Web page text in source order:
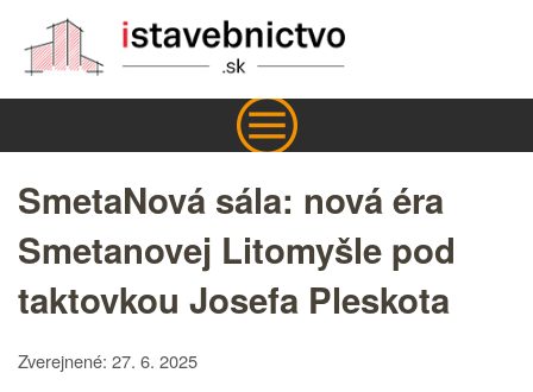
SmetaNová sála: nová éra
Smetanovej Litomyšle pod
taktovkou Josefa Pleskota
Zverejnené: 27. 6. 2025